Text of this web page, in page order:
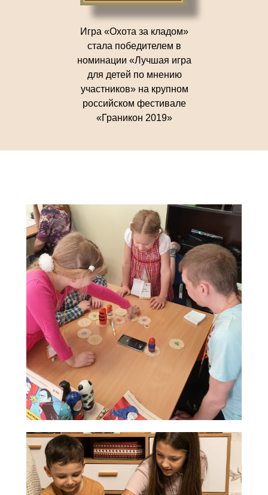
Игра «Охота за кладом»
стала победителем в
номинации «Лучшая игра
для детей по мнению
участников» на крупном
российском фестивале
«Граникон 2019»